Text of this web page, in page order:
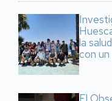
la
con